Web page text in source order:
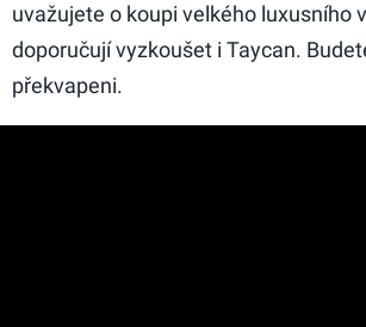
uvažujete o koupi velkého luxusního
doporučují vyzkoušet i Taycan.
překvapeni.